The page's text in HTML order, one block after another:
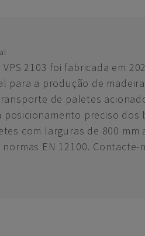
VPS 2103 foi fabricada em
para a produção de
de paletes
preciso dos
com larguras de 800 mm
EN 12100.